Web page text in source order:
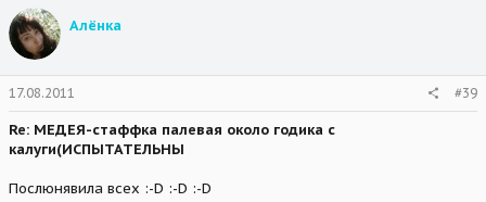
Алёнка
17.08.2011 #39
Re: МЕДЕЯ-стаффка палевая около годика с
калуги(ИСПЫТАТЕЛЬНЫ
Послюнявила всех :-D :-D :-D